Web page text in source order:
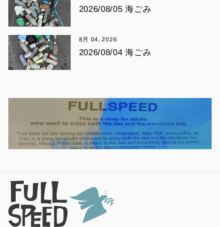
2026/08/05 海ごみ
8月 04, 2026
2026/08/04 海ごみ